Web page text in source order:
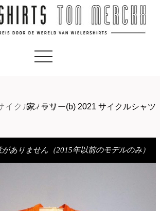
イクルシャツ
家/ラリー(b) 2021 サイクルシャツ
ありません（2015年以前のモデルのみ）